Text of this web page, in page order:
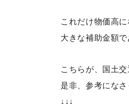
これだけ物価高
大きな補助金額で
こちらが、国土
是非、参考になさ
↓↓↓